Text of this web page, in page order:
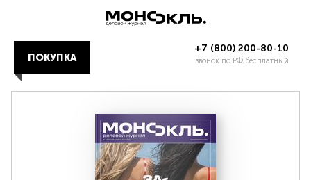
ПОКУПКА
+7 (800) 200-80-10
звонок по РФ бесплатный